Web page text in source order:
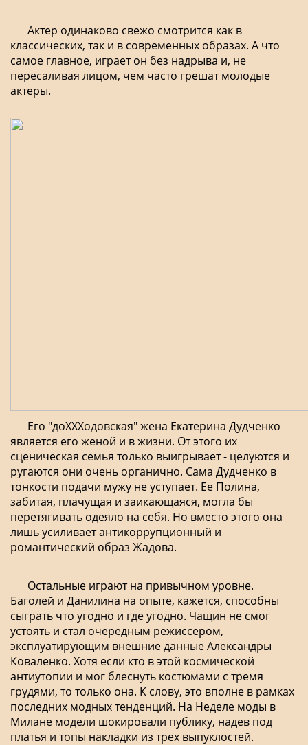
Актер одинаково свежо смотрится как в
классических, так и в современных образах. А что
самое главное, играет он без надрыва и, не
пересаливая лицом, чем часто грешат молодые
актеры.
Его "доХХХодовская" жена Екатерина Дудченко
является его женой и в жизни. От этого их
сценическая семья только выигрывает - целуются и
ругаются они очень органично. Сама Дудченко в
тонкости подачи мужу не уступает. Ее Полина,
забитая, плачущая и заикающаяся, могла бы
перетягивать одеяло на себя. Но вместо этого она
лишь усиливает антикоррупционный и
романтический образ Жадова.
Остальные играют на привычном уровне.
Баголей и Данилина на опыте, кажется, способны
сыграть что угодно и где угодно. Чащин не смог
устоять и стал очередным режиссером,
эксплуатирующим внешние данные Александры
Коваленко. Хотя если кто в этой космической
антиутопии и мог блеснуть костюмами с тремя
грудями, то только она. К слову, это вполне в рамках
последних модных тенденций. На Неделе моды в
Милане модели шокировали публику, надев под
платья и топы накладки из трех выпуклостей.